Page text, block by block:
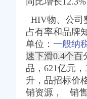
HIV物、公司
占有率和品
单位： 一般纳
速下滑0.4个百
品，621亿元
升，品招标价
销资源， 销